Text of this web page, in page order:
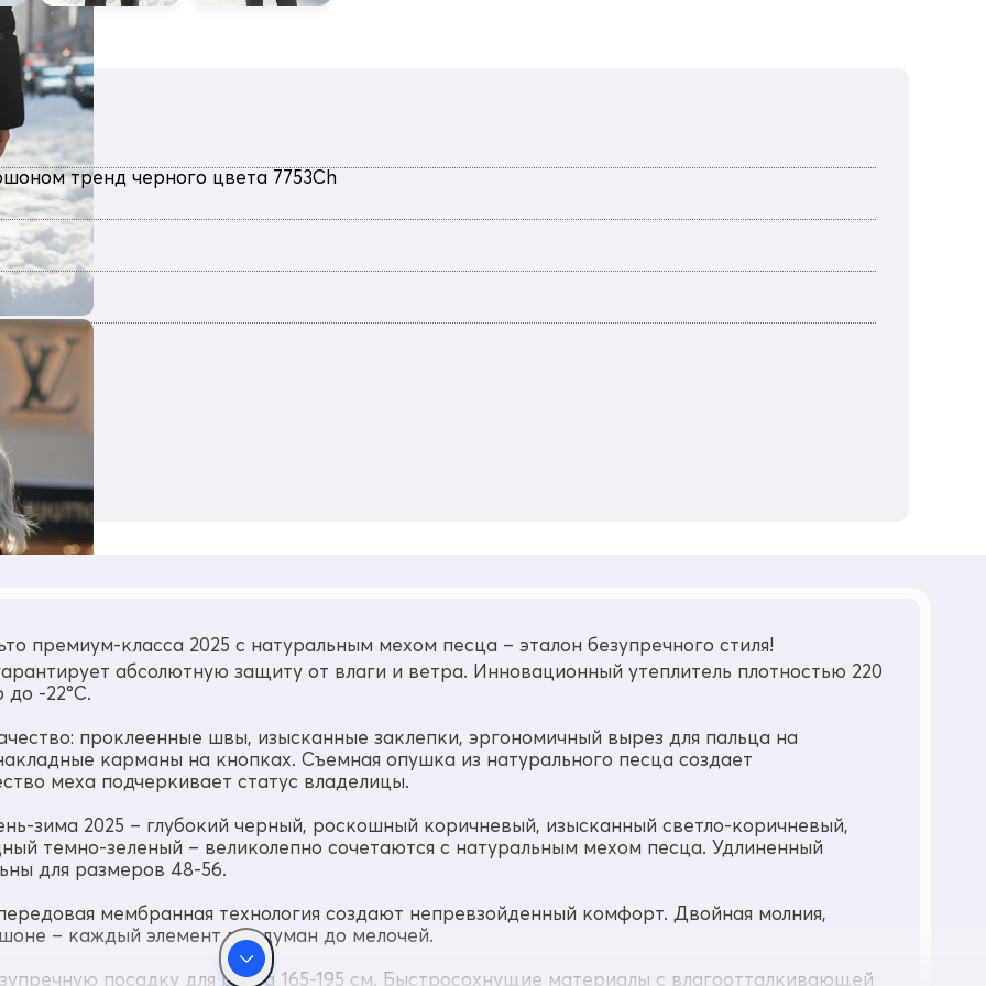
тренд черного цвета 7753Ch
Болонь, Экологичные материалы
премиум-класса 2025 с натуральным мехом песца – эталон безупречного стиля!
абсолютную защиту от влаги и ветра. Инновационный утеплитель плотностью 220
до -22°C.
проклеенные швы, изысканные заклепки, эргономичный вырез для пальца на
карманы на кнопках. Съемная опушка из натурального песца создает
меха подчеркивает статус владелицы.
зима 2025 – глубокий черный, роскошный коричневый, изысканный светло-коричневый,
темно-зеленый – великолепно сочетаются с натуральным мехом песца. Удлиненный
для размеров 48-56.
мембранная технология создают непревзойденный комфорт. Двойная молния,
– каждый элемент продуман до мелочей.
посадку для роста 165-195 см. Быстросохнущие материалы с влагоотталкивающей